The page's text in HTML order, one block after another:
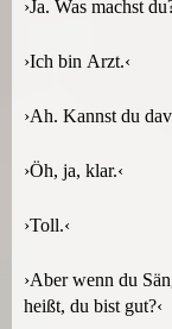
›Ja. Was machst
›Ich bin Arzt.‹
›Ah. Kannst du
›Öh, ja, klar.‹
›Toll.‹
›Aber wenn du
heißt, du bist gut?‹